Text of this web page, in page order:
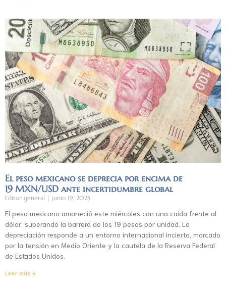
El peso mexicano se deprecia por encima de
19 MXN/USD ante incertidumbre global
Editor general junio 19, 2025
El peso mexicano amaneció este miércoles con una caída frente al
dólar, superando la barrera de los 19 pesos por unidad. La
depreciación responde a un entorno internacional incierto, marcado
por la tensión en Medio Oriente y la cautela de la Reserva Federal
de Estados Unidos.
Leer más »